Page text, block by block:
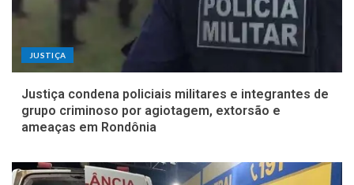
JUSTIÇA
Justiça condena policiais militares e integrantes de
grupo criminoso por agiotagem, extorsão e
ameaças em Rondônia